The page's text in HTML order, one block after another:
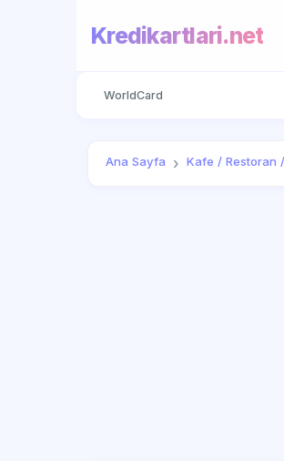
Kredikartlari.net
WorldCard
Ana Sayfa Kafe / Restoran